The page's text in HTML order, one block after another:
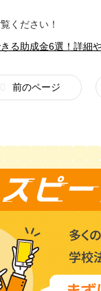
ください！
る助成金6選！詳細
前のページ